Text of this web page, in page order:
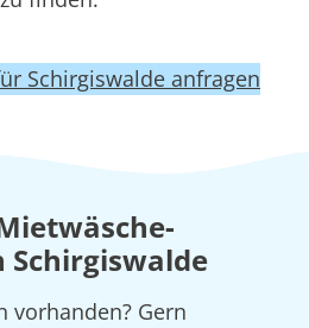
Schirgiswalde anfragen
Schirgiswalde
vorhanden? Gern